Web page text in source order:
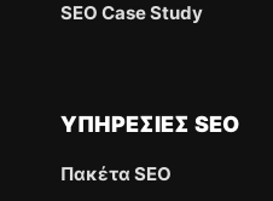
SEO Case Study
ΥΠΗΡΕΣΊΕΣ SEO
Πακέτα SEO